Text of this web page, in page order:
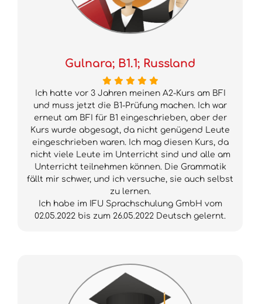
Gulnara; B1.1; Russland
Ich hatte vor 3 Jahren meinen A2-Kurs am BFI
und muss jetzt die B1-Prüfung machen. Ich war
erneut am BFI für B1 eingeschrieben, aber der
Kurs wurde abgesagt, da nicht genügend Leute
eingeschrieben waren. Ich mag diesen Kurs, da
nicht viele Leute im Unterricht sind und alle am
Unterricht teilnehmen können. Die Grammatik
fällt mir schwer, und ich versuche, sie auch selbst
zu lernen.
Ich habe im IFU Sprachschulung GmbH vom
02.05.2022 bis zum 26.05.2022 Deutsch gelernt.